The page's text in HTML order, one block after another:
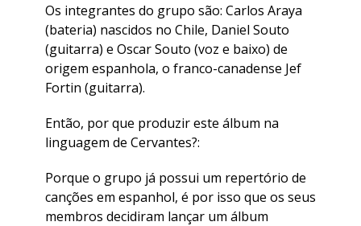
Os integrantes do grupo são: Carlos Araya
(bateria) nascidos no Chile, Daniel Souto
(guitarra) e Oscar Souto (voz e baixo) de
origem espanhola, o franco-canadense Jef
Fortin (guitarra).
Então, por que produzir este álbum na
linguagem de Cervantes?:
Porque o grupo já possui um repertório de
canções em espanhol, é por isso que os seus
membros decidiram lançar um álbum